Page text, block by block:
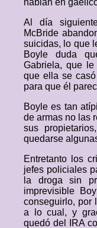
hablan en
Al día
McBride
suicidas, lo que
Boyle duda
Gabriela, que
que ella se
para que él
Boyle es tan
de armas no las
sus
quedarse
Entretanto los
jefes policiales
la droga sin
imprevisible
conseguirlo, por
a lo cual, y
quedó del IRA